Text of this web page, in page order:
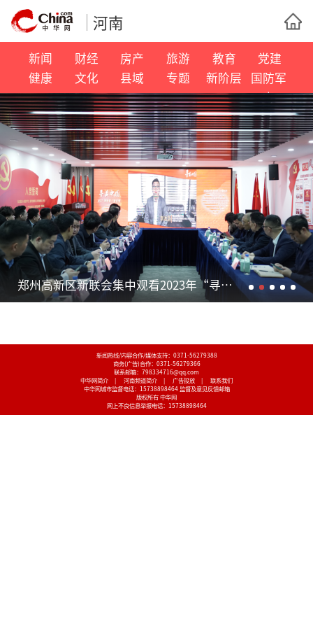
河南
新闻 财经 房产 旅游 教育
党建
健康
文化 县域 专题 新阶层
国防军
事
郑州高新区新联会集中观看2023年“寻美·中国”主题活动启动仪式
新闻热线/内容合作/媒体支持： 0371-56279388
商务(广告)合作： 0371-56279366
联系邮箱：798334716@qq.com
中华网简介
| 河南频道简介 | 广告投放 |
联系我们
中华网城市监督电话： 15738898464 监督及意见反馈邮箱
版权所有 中华网
网上不良信息举报电话： 15738898464